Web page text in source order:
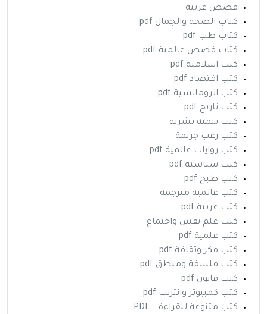
قصص عربية
كتاب الصحة والجمال pdf
كتاب طب pdf
كتاب قصص عالمية pdf
كتب اسلامية pdf
كتب اقتصاد pdf
كتب الرومانسية pdf
كتب تاريخ pdf
كتب تنمية بشرية
كتب رعب جريمة
كتب روايات عالمية pdf
كتب سياسية pdf
كتب طبخ pdf
كتب عالمية مترجمة
كتب عربية pdf
كتب علم نفس واجتماع
كتب علمية pdf
كتب فكر وثقافة pdf
كتب فلسفة ومنطق pdf
كتب قانون pdf
كتب كمبيوتر وانترنت pdf
كتب متنوعة للقراءة – PDF